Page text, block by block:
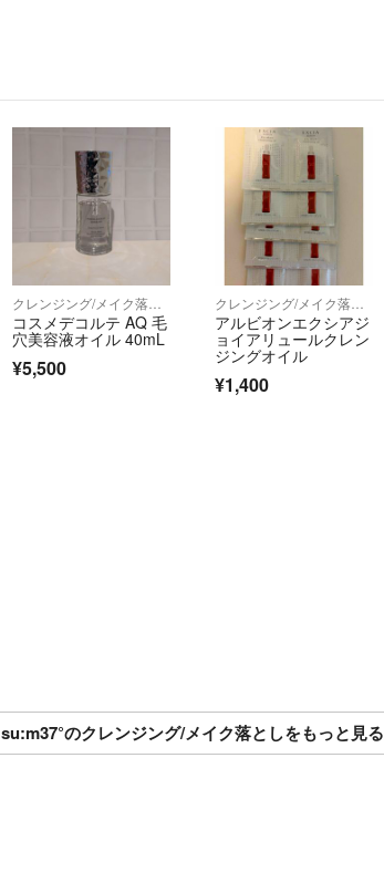
コスメデコルテ AQ 毛
穴美容液オイル 40mL
¥5,500
アルビオンエクシアジ
ョイアリュールクレン
ジングオイル
¥1,400
su:m37°のクレンジング/メイク落としをもっと見る